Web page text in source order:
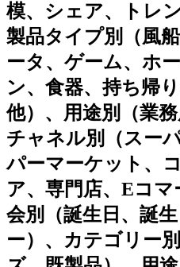
模、シェア、トレ
製品タイプ別（風
ータ、ゲーム、ホ
ン、食器、持ち帰
他）、用途別（業
チャネル別（スー
パーマーケット、
ア、専門店、Eコ
会別（誕生日、誕
ー）、カテゴリー